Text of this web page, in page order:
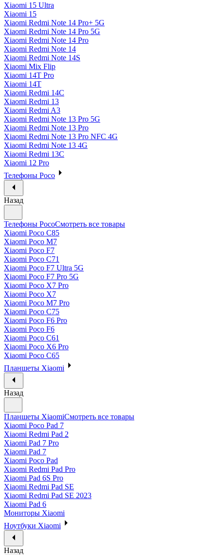
Xiaomi 15 Ultra
Xiaomi 15
Xiaomi Redmi Note 14 Pro+ 5G
Xiaomi Redmi Note 14 Pro 5G
Xiaomi Redmi Note 14 Pro
Xiaomi Redmi Note 14
Xiaomi Redmi Note 14S
Xiaomi Mix Flip
Xiaomi 14T Pro
Xiaomi 14T
Xiaomi Redmi 14C
Xiaomi Redmi 13
Xiaomi Redmi A3
Xiaomi Redmi Note 13 Pro 5G
Xiaomi Redmi Note 13 Pro
Xiaomi Redmi Note 13 Pro NFC 4G
Xiaomi Redmi Note 13 4G
Xiaomi Redmi 13C
Xiaomi 12 Pro
Телефоны Poco
Назад
Телефоны PocoСмотреть все товары
Xiaomi Poco C85
Xiaomi Poco M7
Xiaomi Poco F7
Xiaomi Poco C71
Xiaomi Poco F7 Ultra 5G
Xiaomi Poco F7 Pro 5G
Xiaomi Poco X7 Pro
Xiaomi Poco X7
Xiaomi Poco M7 Pro
Xiaomi Poco C75
Xiaomi Poco F6 Pro
Xiaomi Poco F6
Xiaomi Poco C61
Xiaomi Poco X6 Pro
Xiaomi Poco C65
Планшеты Xiaomi
Назад
Планшеты XiaomiСмотреть все товары
Xiaomi Poco Pad 7
Xiaomi Redmi Pad 2
Xiaomi Pad 7 Pro
Xiaomi Pad 7
Xiaomi Poco Pad
Xiaomi Redmi Pad Pro
Xiaomi Pad 6S Pro
Xiaomi Redmi Pad SE
Xiaomi Redmi Pad SE 2023
Xiaomi Pad 6
Мониторы Xiaomi
Ноутбуки Xiaomi
Назад